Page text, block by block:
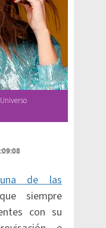
de las
siempre
con su